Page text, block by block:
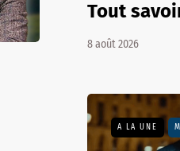
Tout
8 août 2026
A LA UNE